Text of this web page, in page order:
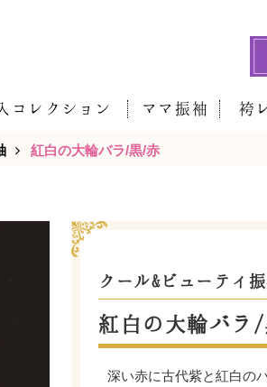
コレクション ママ振袖 袴
紅白の大輪バラ/黒/赤
クール&ビューティ
紅白の大輪バラ
深い赤に古代紫と紅白の